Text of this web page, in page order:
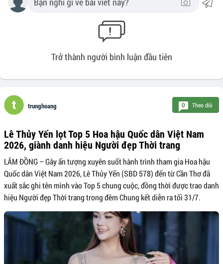
Trở thành người bình luận đầu tiên
trunghoang 0 Theo dõi
Lê Thủy Yến lọt Top 5 Hoa hậu Quốc dân Việt Nam
2026, giành danh hiệu Người đẹp Thời trang
LÂM ĐỒNG – Gây ấn tượng xuyên suốt hành trình tham gia Hoa hậu
Quốc dân Việt Nam 2026, Lê Thủy Yến (SBD 578) đến từ Cần Thơ đã
xuất sắc ghi tên mình vào Top 5 chung cuộc, đồng thời được trao danh
hiệu Người đẹp Thời trang trong đêm Chung kết diễn ra tối 31/7.